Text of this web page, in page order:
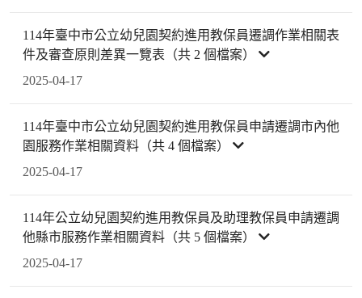
114年臺中市公立幼兒園契約進用教保員遷調作業相關表
件及審查原則差異一覽表（共 2 個檔案）
2025-04-17
114年臺中市公立幼兒園契約進用教保員申請遷調市內他
園服務作業相關資料（共 4 個檔案）
2025-04-17
114年公立幼兒園契約進用教保員及助理教保員申請遷調
他縣市服務作業相關資料（共 5 個檔案）
2025-04-17